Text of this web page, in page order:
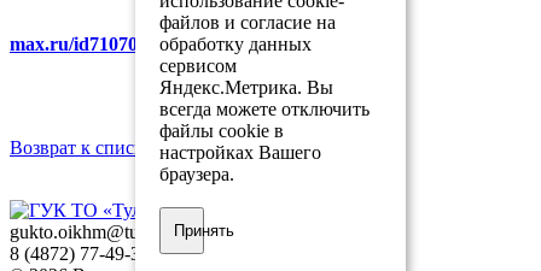
max.ru/id7107007481_gos
Возврат к списку
gukto.oikhm@tularegion.org
8 (4872) 77-49-31
файлов и согласие на
обработку данных
сервисом
Яндекс.Метрика. Вы
всегда можете отключить
файлы cookie в
настройках Вашего
браузера.
Принять